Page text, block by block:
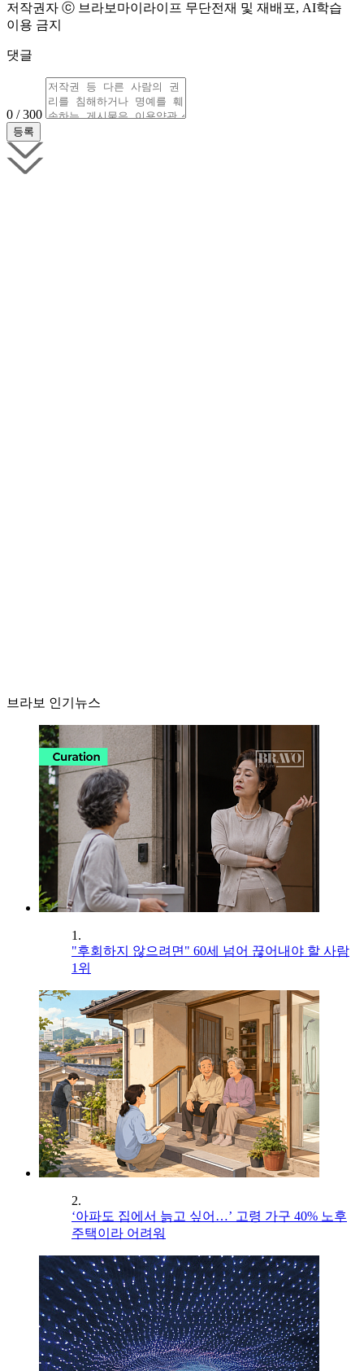
저작권자 ⓒ 브라보마이라이프 무단전재 및 재배포, AI학습
이용 금지
댓글
0 / 300
브라보 인기뉴스
1.
"후회하지 않으려면" 60세 넘어 끊어내야 할 사람
1위
2.
‘아파도 집에서 늙고 싶어…’ 고령 가구 40% 노후
주택이라 어려워